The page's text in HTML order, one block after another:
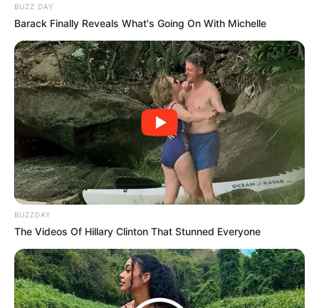
BUZZ DAY
Barack Finally Reveals What's Going On With Michelle
BUZZDAY
The Videos Of Hillary Clinton That Stunned Everyone